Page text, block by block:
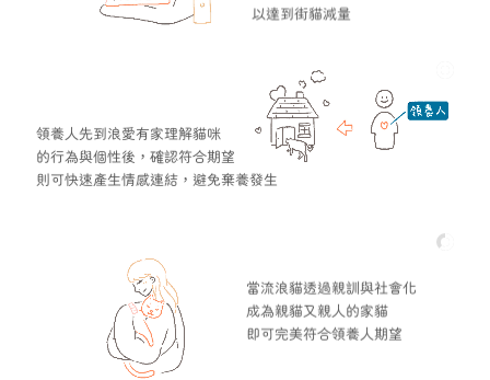
以達到街貓減量
領養人先到浪愛有家理解貓咪
的行為與個性後，確認符合期望
則可快速產生情感連結，避免棄養發生
當流浪貓透過親訓與社會化
成為親貓又親人的家貓
即可完美符合領養人期望